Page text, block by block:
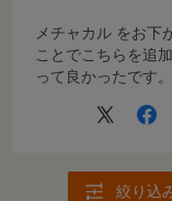
メチャカル をお下
ことでこちらを追
って良かったです。
絞り込